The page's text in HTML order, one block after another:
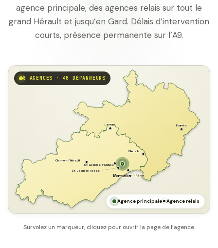
agence principale, des agences relais sur tout le
grand Hérault et jusqu’en Gard. Délais d’intervention
courts, présence permanente sur l’A9.
Montpellier Pérols
Laroque Fournès
Villetelle
St-Georges d'Orques
Clermont l'Hérault
St-Jean de Védas
8 AGENCES · 40 DÉPANNEURS
Agence principale Agence relais
Survolez un marqueur, cliquez pour ouvrir la page de l’agence.